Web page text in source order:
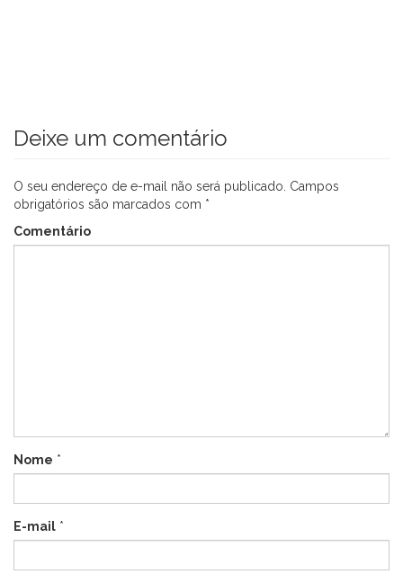
Deixe um comentário
O seu endereço de e-mail não será publicado. Campos
obrigatórios são marcados com *
Comentário
Nome *
E-mail *